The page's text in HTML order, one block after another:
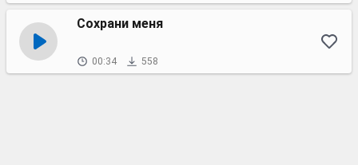
Сохрани меня
00:34 558